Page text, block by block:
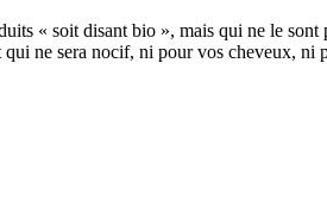
« soit disant bio », mais qui ne le
ne sera nocif, ni pour vos cheveux, ni